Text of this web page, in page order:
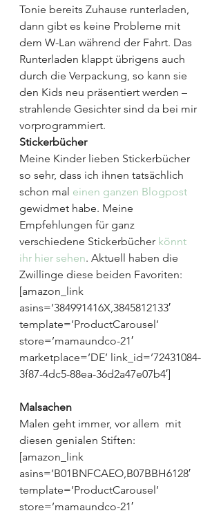
Tonie bereits Zuhause runterladen,
dann gibt es keine Probleme mit
dem W-Lan während der Fahrt. Das
Runterladen klappt übrigens auch
durch die Verpackung, so kann sie
den Kids neu präsentiert werden –
strahlende Gesichter sind da bei mir
vorprogrammiert.
Stickerbücher
Meine Kinder lieben Stickerbücher
so sehr, dass ich ihnen tatsächlich
schon mal einen ganzen Blogpost
gewidmet habe. Meine
Empfehlungen für ganz
verschiedene Stickerbücher könnt
ihr hier sehen. Aktuell haben die
Zwillinge diese beiden Favoriten:
[amazon_link
asins=’384991416X,3845812133′
template=’ProductCarousel’
store=’mamaundco-21′
marketplace=’DE’ link_id=’72431084-
3f87-4dc5-88ea-36d2a47e07b4′]
Malsachen
Malen geht immer, vor allem  mit
diesen genialen Stiften:
[amazon_link
asins=’B01BNFCAEO,B07BBH6128′
template=’ProductCarousel’
store=’mamaundco-21′